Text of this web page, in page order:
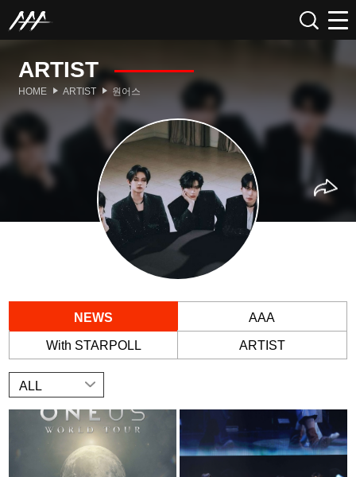
ARTIST
HOME ARTIST 원어스
NEWS AAA
With STARPOLL ARTIST
ALL